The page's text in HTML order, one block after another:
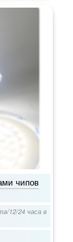
чипов
/12/24 часа в